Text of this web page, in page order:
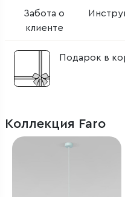
Забота о
клиенте
Подарок в
Коллекция Faro